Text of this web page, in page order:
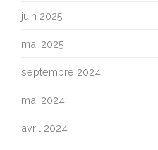
juin 2025
mai 2025
septembre 2024
mai 2024
avril 2024